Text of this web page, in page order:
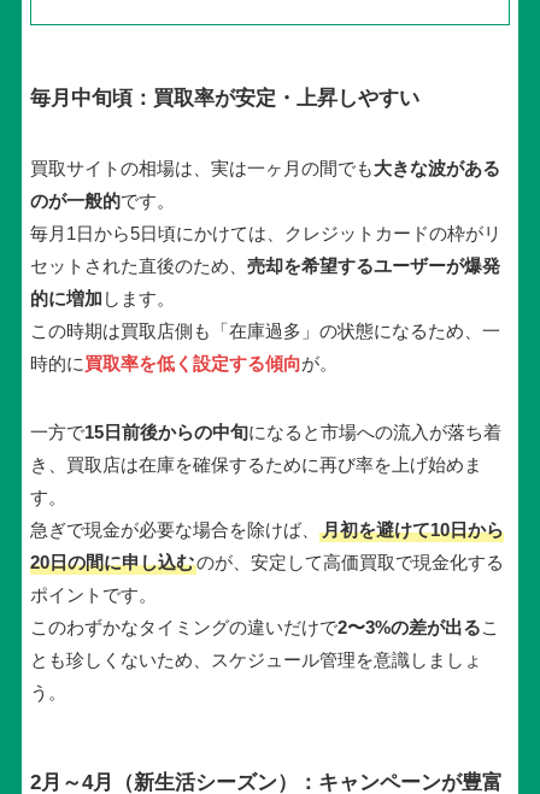
毎月中旬頃：買取率が安定・上昇しやすい
買取サイトの相場は、実は一ヶ月の間でも大きな波がある
のが一般的です。
毎月1日から5日頃にかけては、クレジットカードの枠がリ
セットされた直後のため、 売却を希望するユーザーが爆発
的に増加 します。
この時期は買取店側も「在庫過多」の状態になるため、一
時的に買取率を低く設定する傾向が。
一方で15日前後からの中旬になると市場への流入が落ち着
き、買取店は在庫を確保するために再び率を上げ始めま
す。
急ぎで現金が必要な場合を除けば、
月初を避けて10日から
20日の間に申し込むのが、安定して高価買取で現金化する
ポイントです。
このわずかなタイミングの違いだけで2〜3%の差が出るこ
とも珍しくないため、スケジュール管理を意識しましょ
う。
2月～4月（新生活シーズン）：キャンペーンが豊富